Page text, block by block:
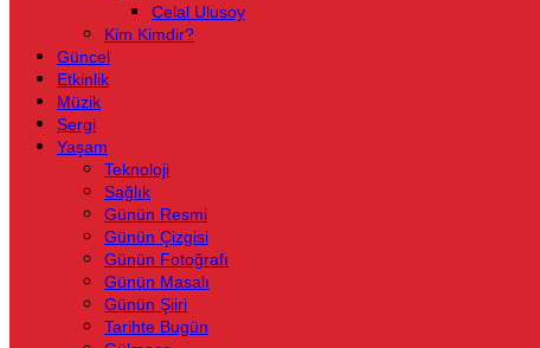
Celal Ulusoy
Kim Kimdir?
Güncel
Etkinlik
Müzik
Sergi
Yaşam
Teknoloji
Sağlık
Günün Resmi
Günün Çizgisi
Günün Fotoğrafı
Günün Masalı
Günün Şiiri
Tarihte Bugün